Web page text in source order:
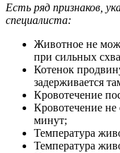
Есть ряд признаков,
специалиста:
Животное не
при сильных
Котенок
задерживается
Кровотечение
Кровотечение не
минут;
Температура
Температура